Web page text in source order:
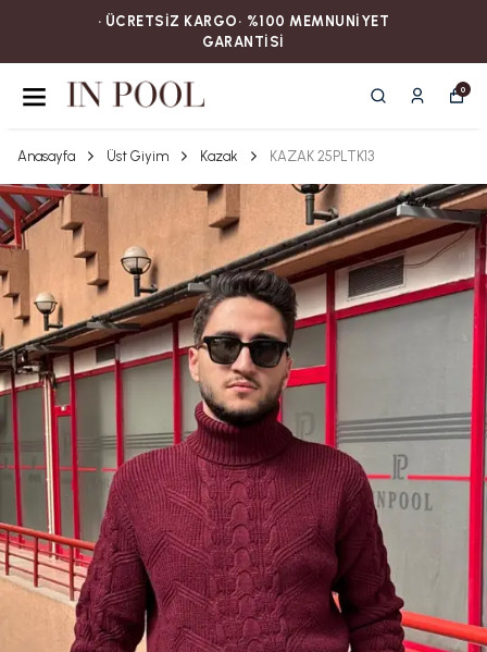
• ÜCRETSİZ KARGOㅤ‎‎‎‎‎‎‎‎• %100 MEMNUNİYET
GARANTİSİ
0
Anasayfa Üst Giyim Kazak KAZAK 25PLTK13